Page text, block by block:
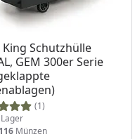
King Schutzhülle
GEM 300er Serie
(1)
am Lager
116 Münzen